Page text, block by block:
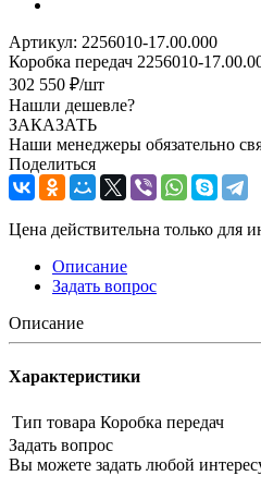
Артикул: 2256010-17.00.000
Коробка передач 2256010-
302 550 ₽/шт
Нашли дешевле?
ЗАКАЗАТЬ
Наши менеджеры обязательно
Поделиться
Цена действительна только для
Описание
Задать вопрос
Описание
Характеристики
Тип товара Коробка передач
Задать вопрос
Вы можете задать любой